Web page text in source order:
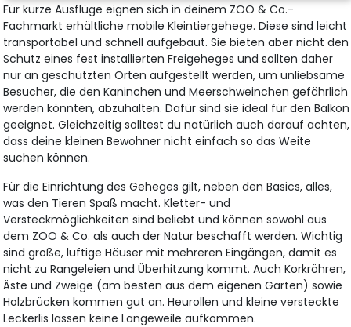
Für kurze Ausflüge eignen sich in deinem ZOO & Co.-
Fachmarkt erhältliche mobile Kleintiergehege. Diese sind leicht
transportabel und schnell aufgebaut. Sie bieten aber nicht den
Schutz eines fest installierten Freigeheges und sollten daher
nur an geschützten Orten aufgestellt werden, um unliebsame
Besucher, die den Kaninchen und Meerschweinchen gefährlich
werden könnten, abzuhalten. Dafür sind sie ideal für den Balkon
geeignet. Gleichzeitig solltest du natürlich auch darauf achten,
dass deine kleinen Bewohner nicht einfach so das Weite
suchen können.
Für die Einrichtung des Geheges gilt, neben den Basics, alles,
was den Tieren Spaß macht. Kletter- und
Versteckmöglichkeiten sind beliebt und können sowohl aus
dem ZOO & Co. als auch der Natur beschafft werden. Wichtig
sind große, luftige Häuser mit mehreren Eingängen, damit es
nicht zu Rangeleien und Überhitzung kommt. Auch Korkröhren,
Äste und Zweige (am besten aus dem eigenen Garten) sowie
Holzbrücken kommen gut an. Heurollen und kleine versteckte
Leckerlis lassen keine Langeweile aufkommen.